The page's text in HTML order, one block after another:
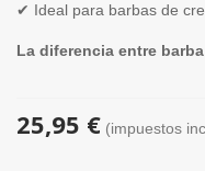
✔ Ideal para barbas de
La diferencia entre
25,95 € (impuestos